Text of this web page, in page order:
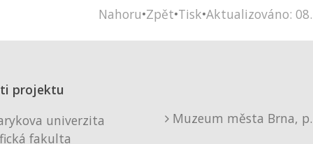
Nahoru•Zpět•Tisk•Aktualizováno:
projektu
univerzita
fakulta
Muzeum města Brna,